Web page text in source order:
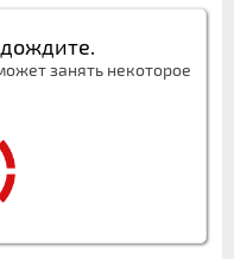
занять некоторое